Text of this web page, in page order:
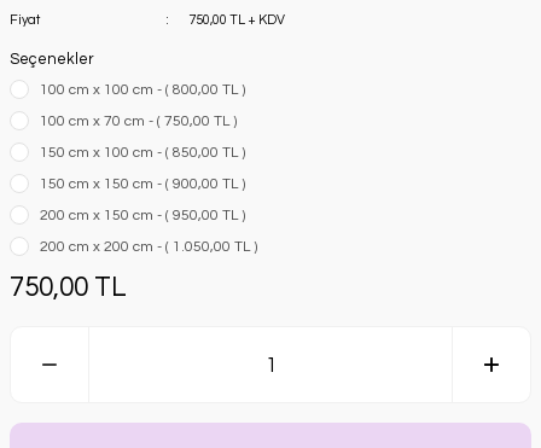
Fiyat 750,00 TL + KDV
Seçenekler
100 cm x 100 cm - ( 800,00 TL )
100 cm x 70 cm - ( 750,00 TL )
150 cm x 100 cm - ( 850,00 TL )
150 cm x 150 cm - ( 900,00 TL )
200 cm x 150 cm - ( 950,00 TL )
200 cm x 200 cm - ( 1.050,00 TL )
750,00 TL